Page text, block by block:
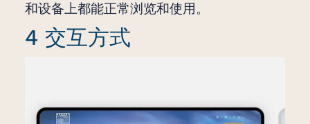
和设备上都能正常浏览和使用。
4 交互方式